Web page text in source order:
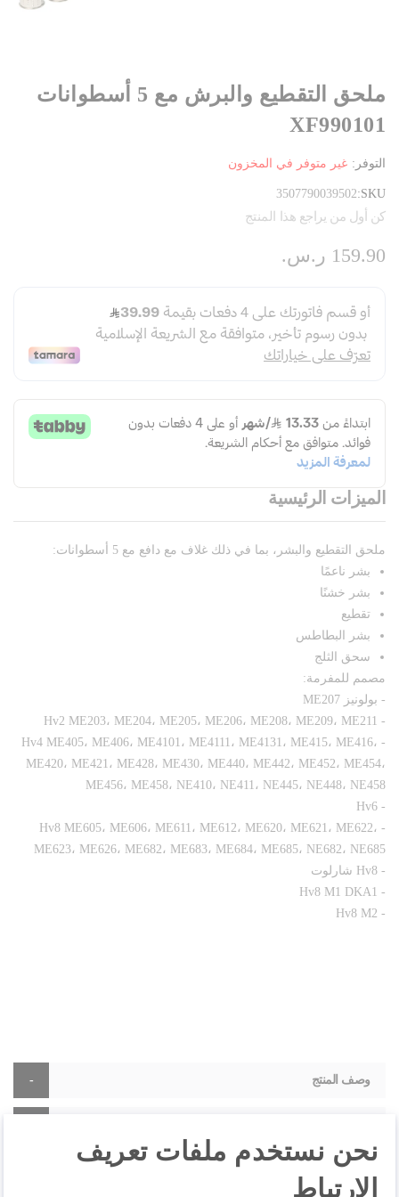
ملحق التقطيع والبرش مع 5 أسطوانات
XF990101
التوفر: غير متوفر في المخزون
SKU
3507790039502
كن أول من يراجع هذا المنتج
159.90 ر.س.‏
الميزات الرئيسية
ملحق التقطيع والبشر، بما في ذلك غلاف مع دافع مع 5 أسطوانات:
بشر ناعمًا
بشر خشنًا
تقطيع
بشر البطاطس
سحق الثلج
مصمم للمفرمة:
- بولونيز ME207
- Hv2 ME203، ME204، ME205، ME206، ME208، ME209، ME211
- Hv4 ME405، ME406، ME4101، ME4111، ME4131، ME415، ME416،
ME420، ME421، ME428، ME430، ME440، ME442، ME452، ME454،
ME456، ME458، NE410، NE411، NE445، NE448، NE458
- Hv6
- Hv8 ME605، ME606، ME611، ME612، ME620، ME621، ME622،
ME623، ME626، ME682، ME683، ME684، ME685، NE682، NE685
- Hv8 شارلوت
- Hv8 M1 DKA1
- Hv8 M2
وصف المنتج
نحن نستخدم ملفات تعريف
الارتباط